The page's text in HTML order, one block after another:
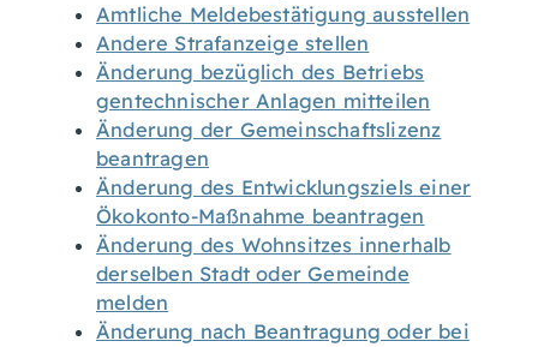
Amtliche Meldebestätigung ausstellen
Andere Strafanzeige stellen
Änderung bezüglich des Betriebs
gentechnischer Anlagen mitteilen
Änderung der Gemeinschaftslizenz
beantragen
Änderung des Entwicklungsziels einer
Ökokonto-Maßnahme beantragen
Änderung des Wohnsitzes innerhalb
derselben Stadt oder Gemeinde
melden
Änderung nach Beantragung oder bei